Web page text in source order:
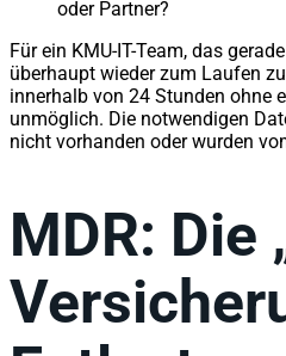
oder Partner?
Für ein KMU-IT-Team, das
überhaupt wieder zum Laufen
innerhalb von 24 Stunden ohne
unmöglich. Die notwendigen
nicht vorhanden oder wurden
MDR: Die